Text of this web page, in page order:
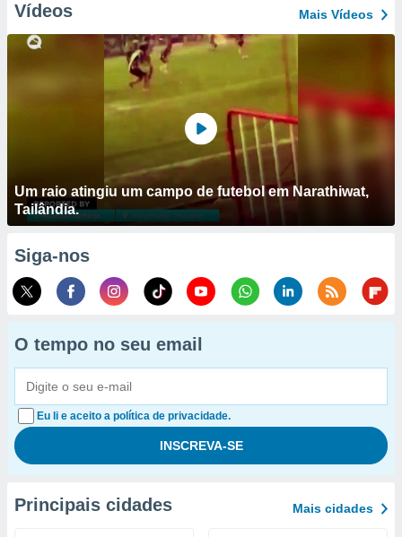
Vídeos Mais Vídeos
Um raio atingiu um campo de futebol em Narathiwat,
Tailândia.
Siga-nos
O tempo no seu email
Eu li e aceito a política de privacidade.
Principais cidades Mais cidades